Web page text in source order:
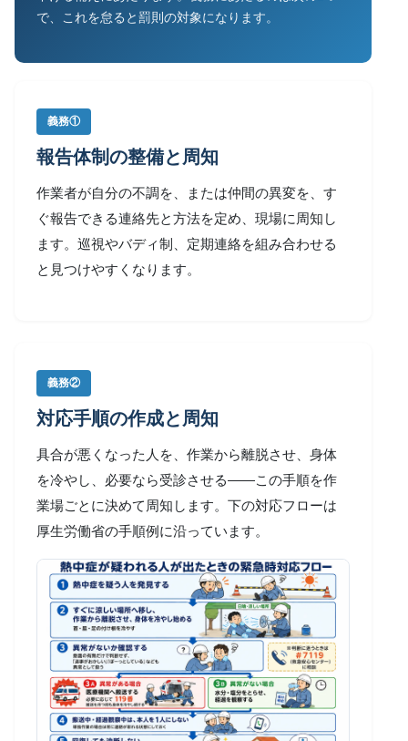
で、これを怠ると罰則の対象になります。
義務①
報告体制の整備と周知
作業者が自分の不調を、または仲間の異変を、す
ぐ報告できる連絡先と方法を定め、現場に周知し
ます。巡視やバディ制、定期連絡を組み合わせる
と見つけやすくなります。
義務②
対応手順の作成と周知
具合が悪くなった人を、作業から離脱させ、身体
を冷やし、必要なら受診させる——この手順を作
業場ごとに決めて周知します。下の対応フローは
厚生労働省の手順例に沿っています。